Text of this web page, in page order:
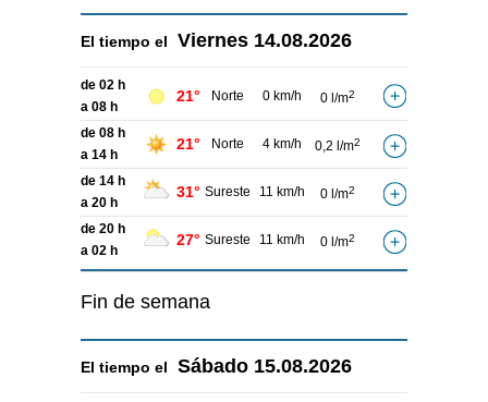
El tiempo el Viernes 14.08.2026
de 02 h
a 08 h
21° Norte 0 km/h 0 l/m2
de 08 h
a 14 h
21° Norte 4 km/h 0,2 l/m2
de 14 h
a 20 h
31° Sureste 11 km/h 0 l/m2
de 20 h
a 02 h
27° Sureste 11 km/h 0 l/m2
Fin de semana
El tiempo el Sábado 15.08.2026